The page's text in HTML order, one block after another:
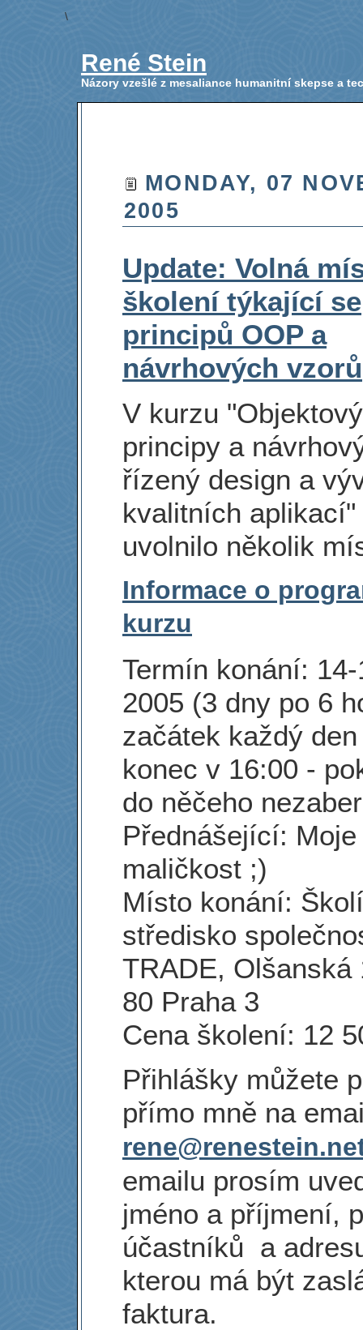
\
René Stein
Názory vzešlé z mesaliance humanitní skepse a
MONDAY, 07
2005
Update: Volná
školení týkající se
principů OOP a
návrhových vzorů
V kurzu
principy a
řízený design a
kvalitních aplikací"
uvolnilo několik
Informace o
kurzu
Termín konání: 14-
2005 (3 dny po 6
začátek každý
konec v 16:00 -
do něčeho
Přednášející: Moje
maličkost ;)
Místo konání:
středisko
TRADE, Olšanská
80 Praha 3
Cena školení: 12
Přihlášky můžete
přímo mně na
emailu prosím
jméno a příjmení,
účastníků a
kterou má být
faktura.